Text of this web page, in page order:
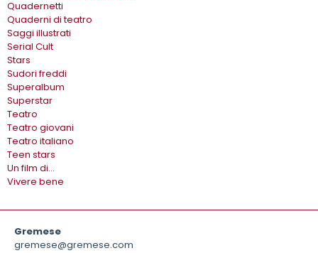
Quadernetti
Quaderni di teatro
Saggi illustrati
Serial Cult
Stars
Sudori freddi
Superalbum
Superstar
Teatro
Teatro giovani
Teatro italiano
Teen stars
Un film di…
Vivere bene
Gremese
gremese@gremese.com